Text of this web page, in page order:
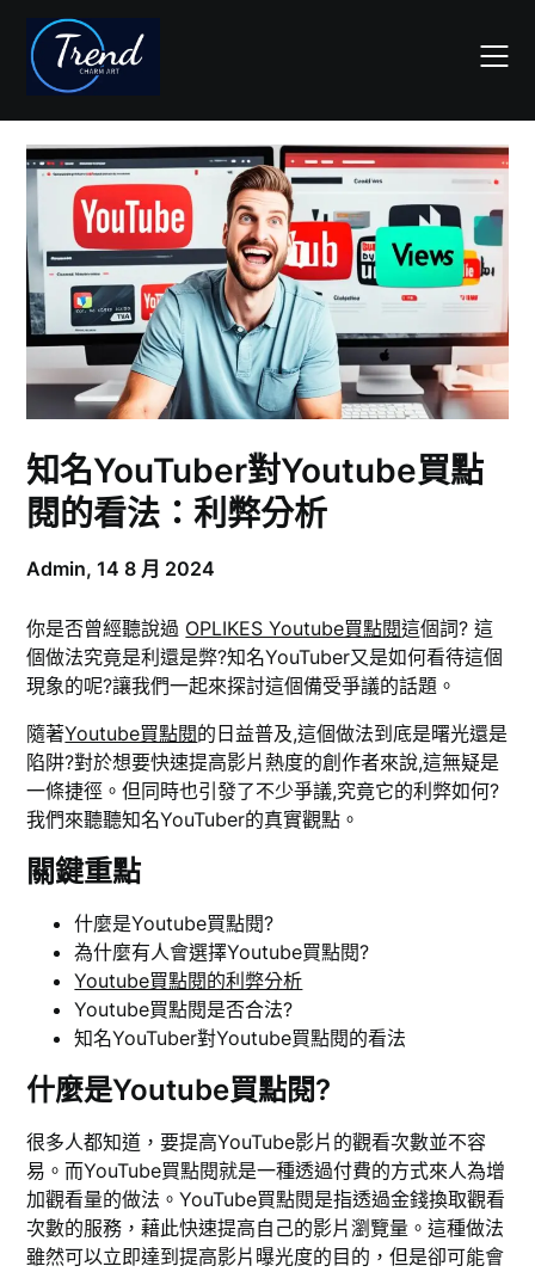
content
知名YouTuber對Youtube買點
閱的看法：利弊分析
Admin,14 8 月 2024
你是否曾經聽說過 OPLIKES Youtube買點閱這個詞? 這
個做法究竟是利還是弊?知名YouTuber又是如何看待這個
現象的呢?讓我們一起來探討這個備受爭議的話題。
隨著Youtube買點閱的日益普及,這個做法到底是曙光還是
陷阱?對於想要快速提高影片熱度的創作者來說,這無疑是
一條捷徑。但同時也引發了不少爭議,究竟它的利弊如何?
我們來聽聽知名YouTuber的真實觀點。
關鍵重點
什麼是Youtube買點閱?
為什麼有人會選擇Youtube買點閱?
Youtube買點閱的利弊分析
Youtube買點閱是否合法?
知名YouTuber對Youtube買點閱的看法
什麼是Youtube買點閱?
很多人都知道，要提高YouTube影片的觀看次數並不容
易。而YouTube買點閱就是一種透過付費的方式來人為增
加觀看量的做法。YouTube買點閱是指透過金錢換取觀看
次數的服務，藉此快速提高自己的影片瀏覽量。這種做法
雖然可以立即達到提高影片曝光度的目的，但是卻可能會